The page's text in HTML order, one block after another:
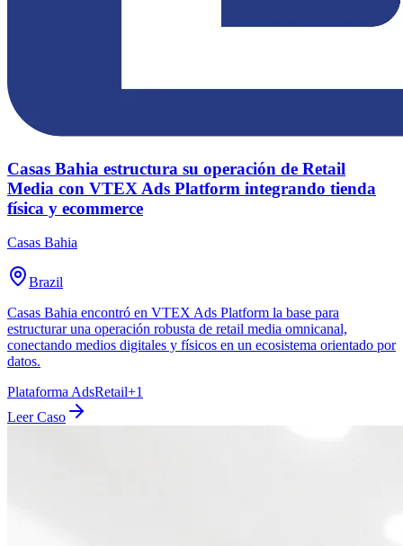
Casas Bahia estructura su operación de Retail
Media con VTEX Ads Platform integrando tienda
física y ecommerce
Casas Bahia
Brazil
Casas Bahia encontró en VTEX Ads Platform la base para
estructurar una operación robusta de retail media omnicanal,
conectando medios digitales y físicos en un ecosistema orientado por
datos.
Plataforma AdsRetail+1
Leer Caso